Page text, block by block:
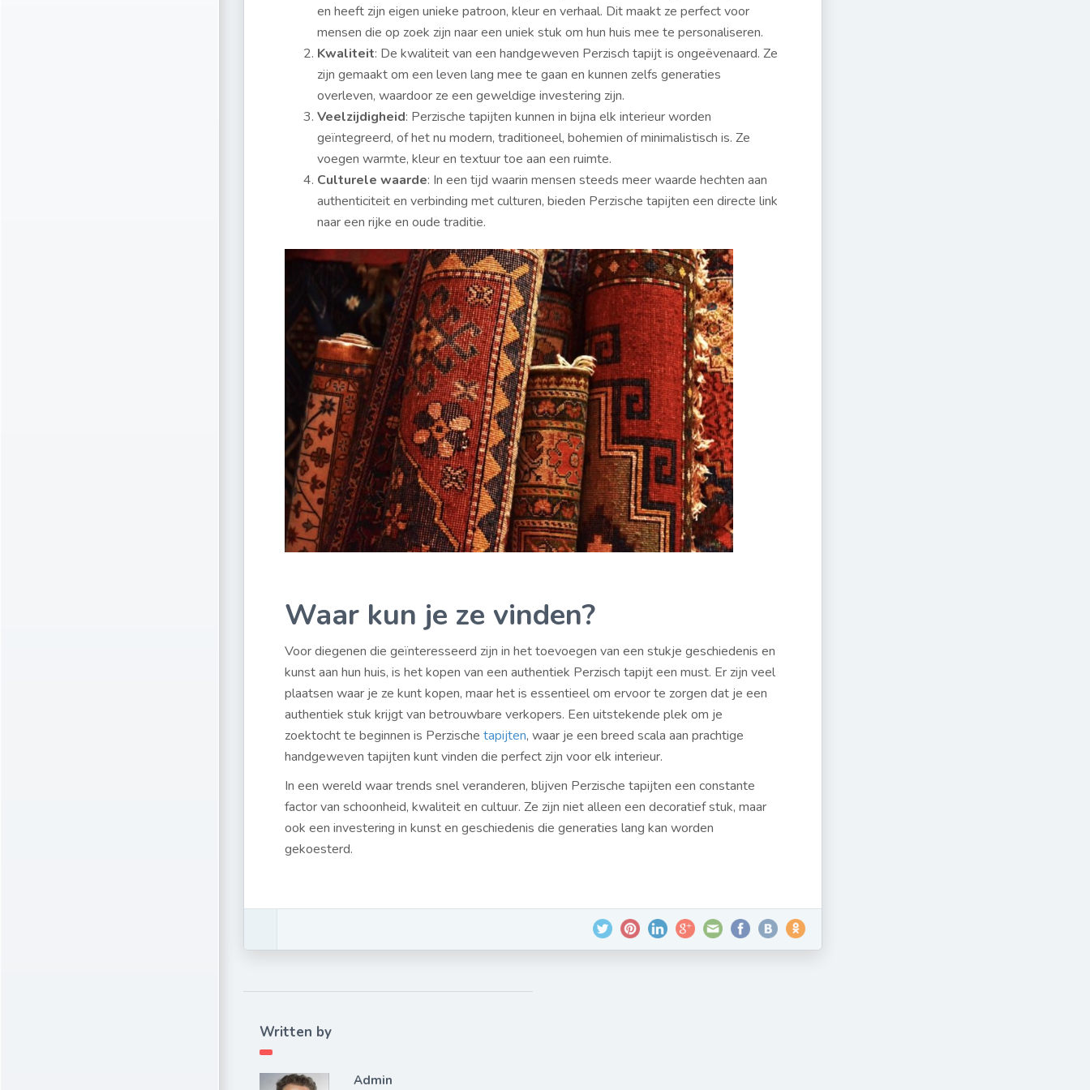
en heeft zijn eigen unieke patroon, kleur en verhaal. Dit maakt ze perfect voor
mensen die op zoek zijn naar een uniek stuk om hun huis mee te personaliseren.
Kwaliteit: De kwaliteit van een handgeweven Perzisch tapijt is ongeëvenaard. Ze
zijn gemaakt om een leven lang mee te gaan en kunnen zelfs generaties
overleven, waardoor ze een geweldige investering zijn.
Veelzijdigheid: Perzische tapijten kunnen in bijna elk interieur worden
geïntegreerd, of het nu modern, traditioneel, bohemien of minimalistisch is. Ze
voegen warmte, kleur en textuur toe aan een ruimte.
Culturele waarde: In een tijd waarin mensen steeds meer waarde hechten aan
authenticiteit en verbinding met culturen, bieden Perzische tapijten een directe link
naar een rijke en oude traditie.
Waar kun je ze vinden?
Voor diegenen die geïnteresseerd zijn in het toevoegen van een stukje geschiedenis en
kunst aan hun huis, is het kopen van een authentiek Perzisch tapijt een must. Er zijn veel
plaatsen waar je ze kunt kopen, maar het is essentieel om ervoor te zorgen dat je een
authentiek stuk krijgt van betrouwbare verkopers. Een uitstekende plek om je
zoektocht te beginnen is Perzische tapijten, waar je een breed scala aan prachtige
handgeweven tapijten kunt vinden die perfect zijn voor elk interieur.
In een wereld waar trends snel veranderen, blijven Perzische tapijten een constante
factor van schoonheid, kwaliteit en cultuur. Ze zijn niet alleen een decoratief stuk, maar
ook een investering in kunst en geschiedenis die generaties lang kan worden
gekoesterd.
Written by
Admin